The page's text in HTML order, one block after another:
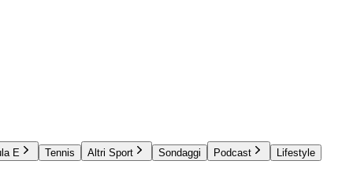
E Tennis Altri Sport Sondaggi Podcast Lifestyle